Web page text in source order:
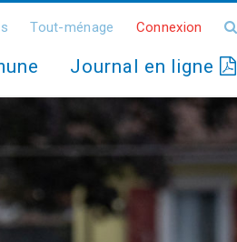
Tout-ménage Connexion
Journal en ligne